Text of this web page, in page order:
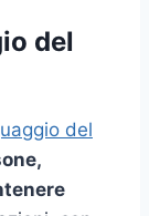
del
del